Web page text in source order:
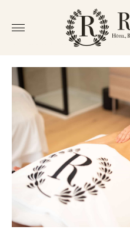
← TOUS LES COFFRETS